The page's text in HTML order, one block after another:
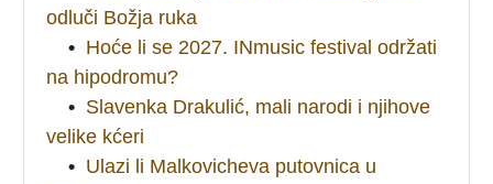
odluči Božja ruka
• Hoće li se 2027. INmusic festival održati
na hipodromu?
• Slavenka Drakulić, mali narodi i njihove
velike kćeri
• Ulazi li Malkovicheva putovnica u